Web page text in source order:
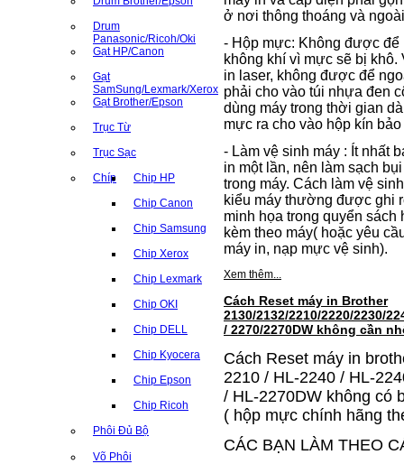
Drum
Panasonic/Ricoh/Oki
Gạt HP/Canon
Gạt
SamSung/Lexmark/Xerox
Gạt Brother/Epson
Trục Từ
Trục Sạc
Chíp Chip HP
Chip Canon
Chip Samsung
Chip Xerox
Chip Lexmark
Chip OKI
Chip DELL
Chip Kyocera
Chip Epson
Chip Ricoh
Phôi Đủ Bộ
Võ Phôi
ở nơi thông thoáng và
- Hộp mực: Không được để
không khí vì mực sẽ bị
in laser, không được để
phải cho vào túi nhựa đen
dùng máy trong thời gian
mực ra cho vào hộp kín
- Làm vệ sinh máy : Ít nhất
in một lần, nên làm sạch
trong máy. Cách làm vệ
kiểu máy thường được ghi
minh họa trong quyển
kèm theo máy( hoặc yêu
máy in, nạp mực vệ sinh).
Xem thêm...
Cách Reset máy in Brother
2130/2132/2210/2220/2230/
/ 2270/2270DW không cần
Cách Reset máy in
2210 / HL-2240 / HL-
/ HL-2270DW không có
( hộp mực chính hãng
CÁC BẠN LÀM THEO